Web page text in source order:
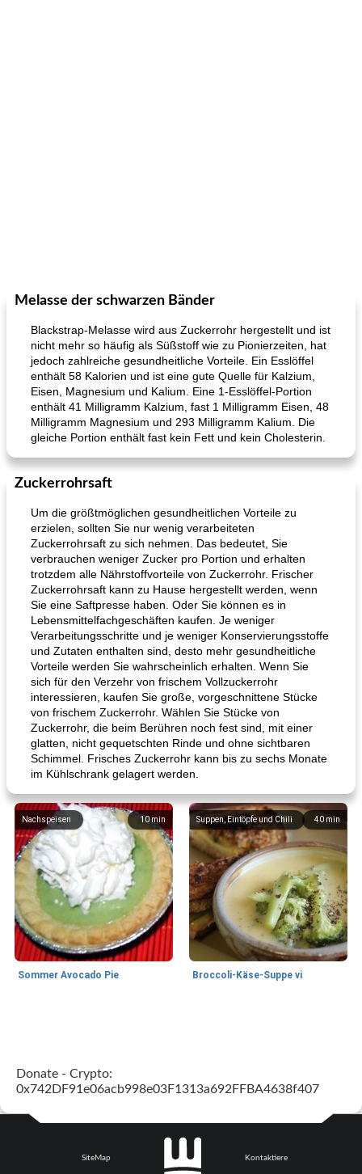
Melasse der schwarzen Bänder
Blackstrap-Melasse wird aus Zuckerrohr hergestellt und ist
nicht mehr so ​​häufig als Süßstoff wie zu Pionierzeiten, hat
jedoch zahlreiche gesundheitliche Vorteile. Ein Esslöffel
enthält 58 Kalorien und ist eine gute Quelle für Kalzium,
Eisen, Magnesium und Kalium. Eine 1-Esslöffel-Portion
enthält 41 Milligramm Kalzium, fast 1 Milligramm Eisen, 48
Milligramm Magnesium und 293 Milligramm Kalium. Die
gleiche Portion enthält fast kein Fett und kein Cholesterin.
Zuckerrohrsaft
Um die größtmöglichen gesundheitlichen Vorteile zu
erzielen, sollten Sie nur wenig verarbeiteten
Zuckerrohrsaft zu sich nehmen. Das bedeutet, Sie
verbrauchen weniger Zucker pro Portion und erhalten
trotzdem alle Nährstoffvorteile von Zuckerrohr. Frischer
Zuckerrohrsaft kann zu Hause hergestellt werden, wenn
Sie eine Saftpresse haben. Oder Sie können es in
Lebensmittelfachgeschäften kaufen. Je weniger
Verarbeitungsschritte und je weniger Konservierungsstoffe
und Zutaten enthalten sind, desto mehr gesundheitliche
Vorteile werden Sie wahrscheinlich erhalten. Wenn Sie
sich für den Verzehr von frischem Vollzuckerrohr
interessieren, kaufen Sie große, vorgeschnittene Stücke
von frischem Zuckerrohr. Wählen Sie Stücke von
Zuckerrohr, die beim Berühren noch fest sind, mit einer
glatten, nicht gequetschten Rinde und ohne sichtbaren
Schimmel. Frisches Zuckerrohr kann bis zu sechs Monate
im Kühlschrank gelagert werden.
10min
Nachspeisen
Sommer Avocado Pie
40 min
Suppen, Eintöpfe und Chili
Broccoli-Käse-Suppe vi
Donate - Crypto:
0x742DF91e06acb998e03F1313a692FFBA4638f407
SiteMap Kontaktiere